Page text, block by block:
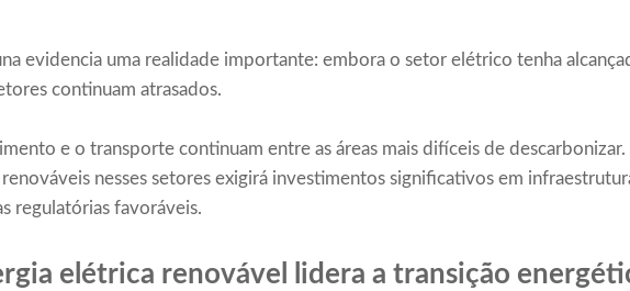
evidencia uma realidade importante: embora o setor elétrico tenha
continuam atrasados.
e o transporte continuam entre as áreas mais difíceis de
renováveis ​​nesses setores exigirá investimentos significativos em
regulatórias favoráveis.
elétrica renovável lidera a transição